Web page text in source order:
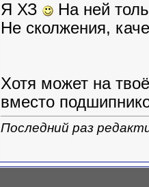
Я ХЗ
На ней
Не сколжения,
Хотя может на
вместо
Последний раз